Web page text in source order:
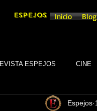
ESPEJOS Inicio Blog
ESPEJOS CINE
DEPORTES Espejos